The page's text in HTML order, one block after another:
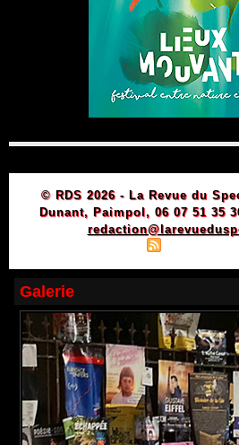
© RDS 2026 - La Revue du
Dunant, Paimpol, 06 07 51 35
Galerie